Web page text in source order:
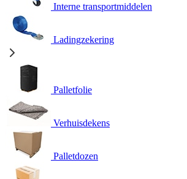
Interne transportmiddelen
Ladingzekering
Palletfolie
Verhuisdekens
Palletdozen